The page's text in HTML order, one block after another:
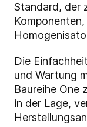
Standard, der
Die
und Wartung
Baureihe One
in der Lage,